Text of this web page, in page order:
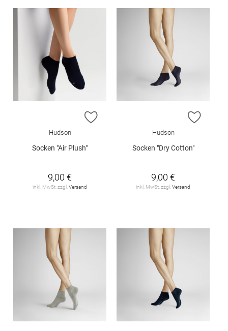
ZUR WUNSCHLISTE HINZUFÜGEN
Hudson
Socken "Air Plush"
9,00 €
inkl. MwSt. zzgl. Versand
ZUR
Hudson
Socken "Dry Cotton"
9,00 €
inkl. MwSt. zzgl. Versand